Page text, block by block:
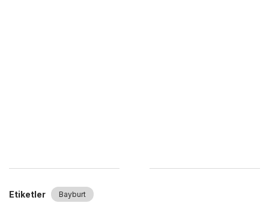
Etiketler Bayburt